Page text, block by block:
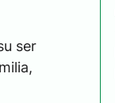
ser